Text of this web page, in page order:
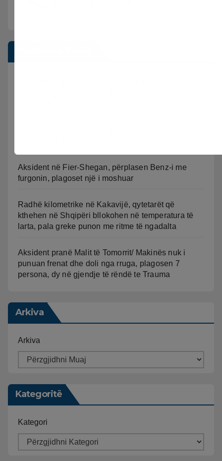
Aksident në Fier-Shegan, përplasen Benz-i me
furgonin, plagoset një i moshuar
Radhë kilometrike në Kakavijë, qytetarët që
kthehen në Shqipëri bllokohen në temperatura të
larta, pala greke punon me ritme të ngadalta
Aksident pranë Malit të Tomorrit/ Makinës nuk i
punuan frenat dhe doli nga rruga, plagosen 7
persona, dy në gjendje të rëndë te Trauma
Arkiva
Arkiva
Kategoritë
Kategori